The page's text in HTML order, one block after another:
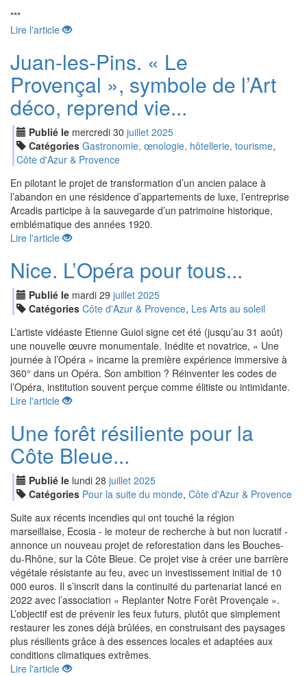
***
Lire l'article
Juan-les-Pins. « Le
Provençal », symbole de l’Art
déco, reprend vie...
Publié le mercredi 30 juillet 2025
Catégories Gastronomie, œnologie, hôtellerie, tourisme,
Côte d'Azur & Provence
En pilotant le projet de transformation d’un ancien palace à
l’abandon en une résidence d’appartements de luxe, l’entreprise
Arcadis participe à la sauvegarde d’un patrimoine historique,
emblématique des années 1920.
Lire l'article
Nice. L’Opéra pour tous...
Publié le mardi 29 juillet 2025
Catégories Côte d'Azur & Provence, Les Arts au soleil
L’artiste vidéaste Etienne Guiol signe cet été (jusqu’au 31 août)
une nouvelle œuvre monumentale. Inédite et novatrice, « Une
journée à l’Opéra » incarne la première expérience immersive à
360° dans un Opéra. Son ambition ? Réinventer les codes de
l’Opéra, institution souvent perçue comme élitiste ou intimidante.
Lire l'article
Une forêt résiliente pour la
Côte Bleue...
Publié le lundi 28 juillet 2025
Catégories Pour la suite du monde, Côte d'Azur & Provence
Suite aux récents incendies qui ont touché la région
marseillaise, Ecosia - le moteur de recherche à but non lucratif -
annonce un nouveau projet de reforestation dans les Bouches-
du-Rhône, sur la Côte Bleue. Ce projet vise à créer une barrière
végétale résistante au feu, avec un investissement initial de 10
000 euros. Il s’inscrit dans la continuité du partenariat lancé en
2022 avec l’association « Replanter Notre Forêt Provençale ».
L’objectif est de prévenir les feux futurs, plutôt que simplement
restaurer les zones déjà brûlées, en construisant des paysages
plus résilients grâce à des essences locales et adaptées aux
conditions climatiques extrêmes.
Lire l'article